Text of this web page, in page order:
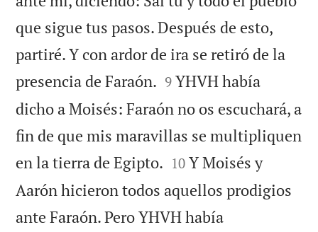
que sigue tus pasos. Después de esto,
partiré. Y con ardor de ira se retiró de la
presencia de Faraón. 

9 YHVH había
dicho a Moisés: Faraón no os escuchará, a
fin de que mis maravillas se multipliquen
en la tierra de Egipto. 

10 Y Moisés y
Aarón hicieron todos aquellos prodigios
ante Faraón. Pero YHVH había